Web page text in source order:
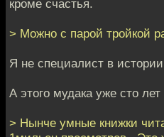
кроме счастья.
> Можно с парой тройкой
Я не специалист в
А этого мудака уже сто
> Нынче умные книжки